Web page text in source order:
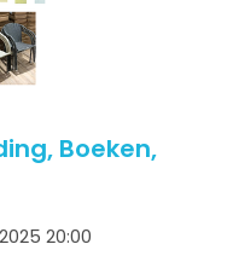
Boeken,
20:00